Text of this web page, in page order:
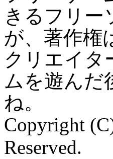
きるフリー
が、著作権
クリエイタ
ムを遊んだ
ね。
Copyright
Reserved.